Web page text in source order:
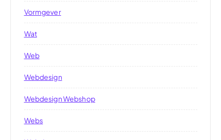
Vormgever
Wat
Web
Webdesign
Webdesign Webshop
Webs